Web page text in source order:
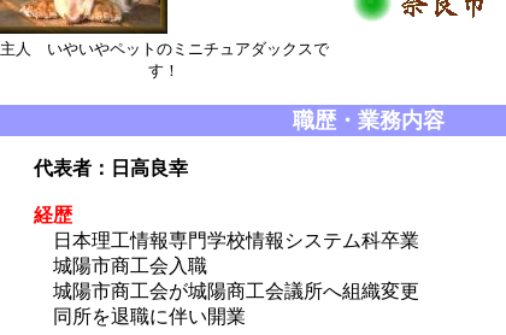
主人 いやいやペットのミニチュアダックスで
す！
職歴・業務内容
代表者：日高良幸
経歴
日本理工情報専門学校情報システム科卒業
城陽市商工会入職
城陽市商工会が城陽商工会議所へ組織変更
同所を退職に伴い開業